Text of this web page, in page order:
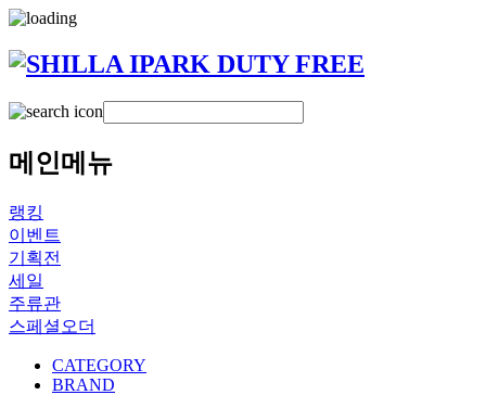
메인메뉴
랭킹
이벤트
기획전
세일
주류관
스페셜오더
CATEGORY
BRAND